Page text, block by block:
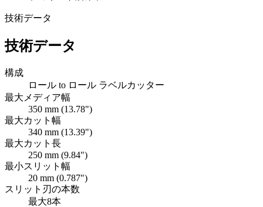
技術データ
技術データ
構成
ロール to ロール ラベルカッター
最大メディア幅
350 mm (13.78")
最大カット幅
340 mm (13.39")
最大カット長
250 mm (9.84")
最小スリット幅
20 mm (0.787")
スリット刃の本数
最大8本